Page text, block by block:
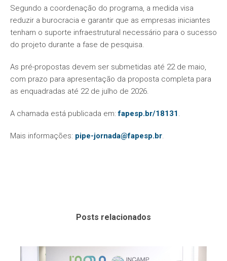
Segundo a coordenação do programa, a medida visa
reduzir a burocracia e garantir que as empresas iniciantes
tenham o suporte infraestrutural necessário para o sucesso
do projeto durante a fase de pesquisa.
As pré-propostas devem ser submetidas até 22 de maio,
com prazo para apresentação da proposta completa para
as enquadradas até 22 de julho de 2026.
A chamada está publicada em:fapesp.br/18131.
Mais informações: pipe-jornada@fapesp.br.
Posts relacionados